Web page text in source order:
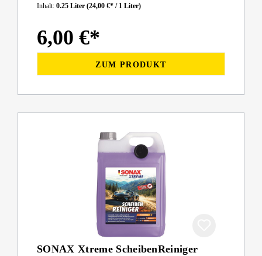
Inhalt: 0.25 Liter (24,00 €* / 1 Liter)
6,00 €*
ZUM PRODUKT
SONAX Xtreme ScheibenReiniger